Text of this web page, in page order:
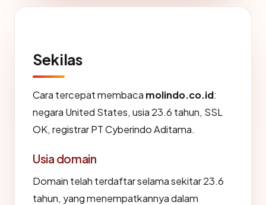
Sekilas
Cara tercepat membaca molindo.co.id:
negara United States, usia 23.6 tahun, SSL
OK, registrar PT Cyberindo Aditama.
Usia domain
Domain telah terdaftar selama sekitar 23.6
tahun, yang menempatkannya dalam